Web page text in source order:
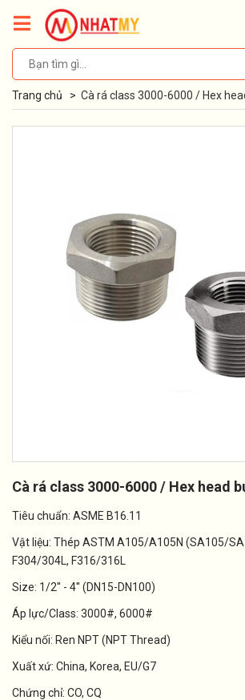
Trang chủ > Cà rá class 3000-6000 / Hex
Cà rá class 3000-6000 / Hex head
Tiêu chuẩn: ASME B16.11
Vật liệu: Thép ASTM A105/A105N (SA105/
F304/304L, F316/316L
Size: 1/2'' - 4'' (DN15-DN100)
Áp lực/Class: 3000#, 6000#
Kiểu nối: Ren NPT (NPT Thread)
Xuất xứ: China, Korea, EU/G7
Chứng chỉ: CO, CQ